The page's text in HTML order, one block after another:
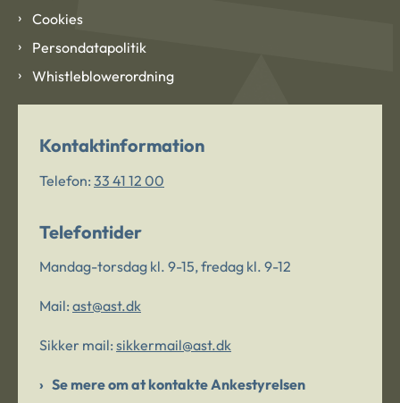
Cookies
Persondatapolitik
Whistleblowerordning
Kontaktinformation
Telefon: 33 41 12 00
Telefontider
Mandag-torsdag kl. 9-15, fredag kl. 9-12
Mail: ast@ast.dk
Sikker mail: sikkermail@ast.dk
Se mere om at kontakte Ankestyrelsen